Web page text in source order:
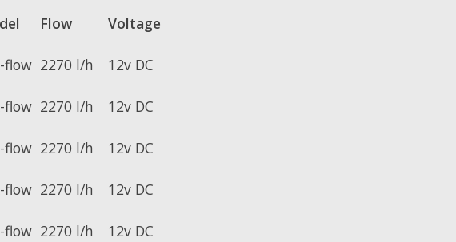
Flow Voltage
flow 2270 l/h 12v DC
flow 2270 l/h 12v DC
flow 2270 l/h 12v DC
flow 2270 l/h 12v DC
flow 2270 l/h 12v DC